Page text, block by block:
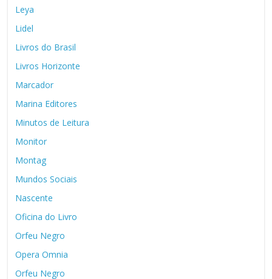
Leya
Lidel
Livros do Brasil
Livros Horizonte
Marcador
Marina Editores
Minutos de Leitura
Monitor
Montag
Mundos Sociais
Nascente
Oficina do Livro
Orfeu Negro
Opera Omnia
Orfeu Negro